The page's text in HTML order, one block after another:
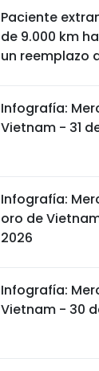
Paciente
de 9.000 km
un reemplazo
Infografía:
Vietnam - 31
Infografía:
oro de
2026
Infografía:
Vietnam - 30